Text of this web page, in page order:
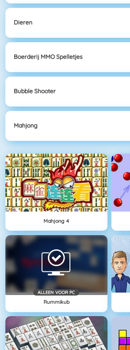
Dieren
Boerderij MMO Spelletjes
Bubble Shooter
Mahjong
Mahjong 4
ALLEEN VOOR PC
Rummikub